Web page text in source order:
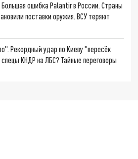
ошибка Palantir в России. Страны
поставки оружия. ВСУ теряют
Рекордный удар по Киеву "пересёк
КНДР на ЛБС? Тайные переговоры